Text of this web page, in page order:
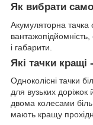
Як вибрати
Акумуляторна
вантажопідйомність,
і габарити.
Які тачки кращі
Одноколісні тачки
для вузьких доріжок
двома колесами
мають кращу